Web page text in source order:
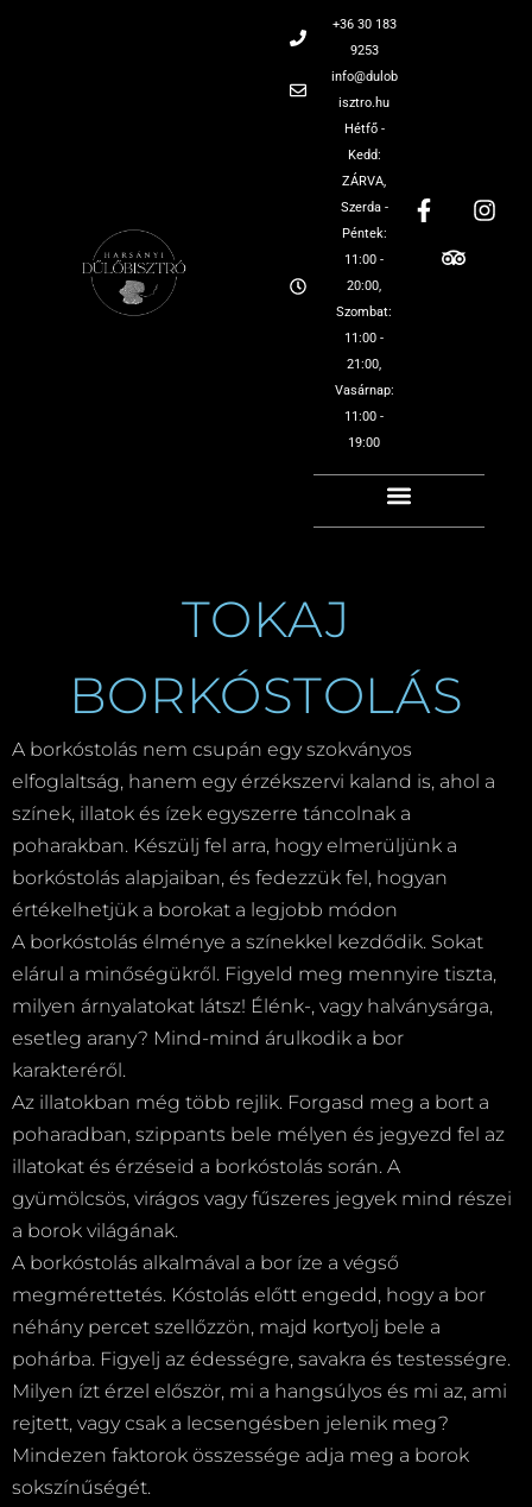
+36 30 183
9253
info@dulob
isztro.hu
Hétfő -
Kedd:
ZÁRVA,
Szerda -
Péntek:
11:00 -
20:00,
Szombat:
11:00 -
21:00,
Vasárnap:
11:00 -
19:00
TOKAJ
BORKÓSTOLÁS
A borkóstolás nem csupán egy szokványos
elfoglaltság, hanem egy érzékszervi kaland is, ahol a
színek, illatok és ízek egyszerre táncolnak a
poharakban. Készülj fel arra, hogy elmerüljünk a
borkóstolás alapjaiban, és fedezzük fel, hogyan
értékelhetjük a borokat a legjobb módon
A borkóstolás élménye a színekkel kezdődik. Sokat
elárul a minőségükről. Figyeld meg mennyire tiszta,
milyen árnyalatokat látsz! Élénk-, vagy halványsárga,
esetleg arany? Mind-mind árulkodik a bor
karakteréről.
Az illatokban még több rejlik. Forgasd meg a bort a
poharadban, szippants bele mélyen és jegyezd fel az
illatokat és érzéseid a borkóstolás során. A
gyümölcsös, virágos vagy fűszeres jegyek mind részei
a borok világának.
A borkóstolás alkalmával a bor íze a végső
megmérettetés. Kóstolás előtt engedd, hogy a bor
néhány percet szellőzzön, majd kortyolj bele a
pohárba. Figyelj az édességre, savakra és testességre.
Milyen ízt érzel először, mi a hangsúlyos és mi az, ami
rejtett, vagy csak a lecsengésben jelenik meg?
Mindezen faktorok összessége adja meg a borok
sokszínűségét.